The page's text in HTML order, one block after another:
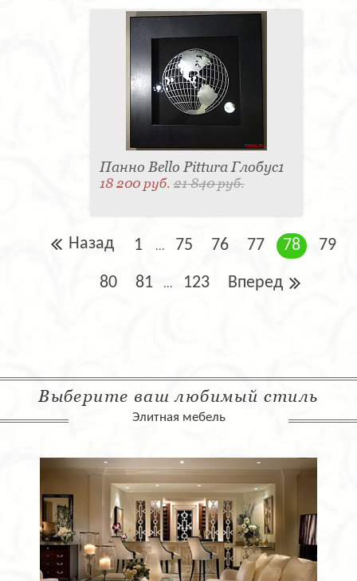
Панно Bello Pittura Глобус1
18 200 руб.21 840 руб.
Назад 1 ... 75 76 77 78 79
80 81 ... 123 Вперед
Выберите ваш любимый стиль
Элитная мебель